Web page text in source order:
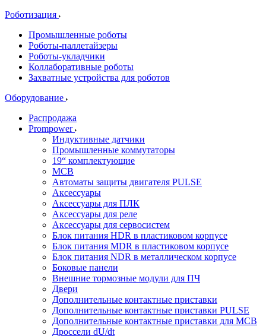
Роботизация
Промышленные роботы
Роботы-паллетайзеры
Роботы-укладчики
Коллаборативные роботы
Захватные устройства для роботов
Оборудование
Распродажа
Prompower
Индуктивные датчики
Промышленные коммутаторы
19“ комплектующие
MCB
Автоматы защиты двигателя PULSE
Аксессуары
Аксессуары для ПЛК
Аксессуары для реле
Аксессуары для сервосистем
Блок питания HDR в пластиковом корпусе
Блок питания MDR в пластиковом корпусе
Блок питания NDR в металлическом корпусе
Боковые панели
Внешние тормозные модули для ПЧ
Двери
Дополнительные контактные приставки
Дополнительные контактные приставки PULSE
Дополнительные контактные приставки для MCB
Дроссели dU/dt